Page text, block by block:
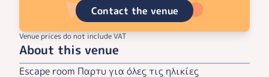
Contact the venue
Venue prices do not include VAT
About this venue
Escape room Παρτυ για όλες τις ηλικίες